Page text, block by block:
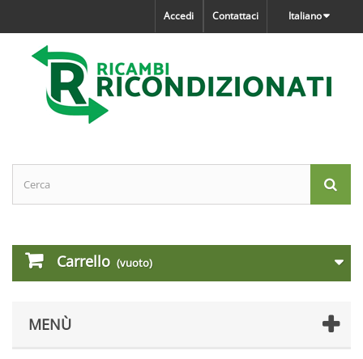
Italiano
Contattaci
Accedi
Carrello (vuoto)
MENÙ